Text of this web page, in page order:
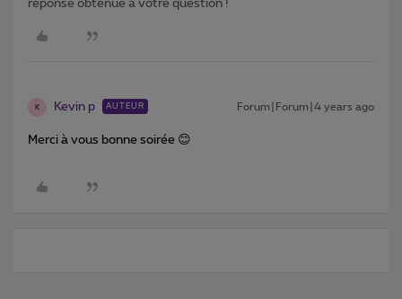
réponse obtenue à votre question !
K Kevin p AUTEUR Forum|Forum|4 years ago
Merci à vous bonne soirée 😊